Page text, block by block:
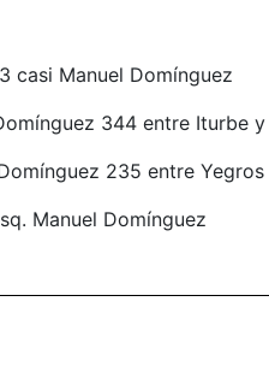
casi Manuel Domínguez
344 entre Iturbe
235 entre
Manuel Domínguez